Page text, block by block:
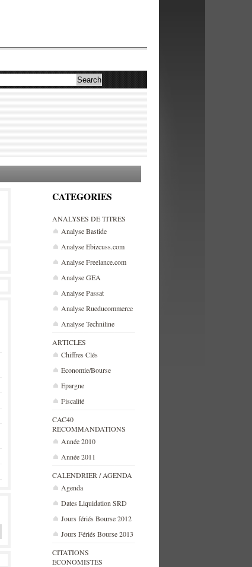
CATEGORIES
ANALYSES DE TITRES
Analyse Bastide
Analyse Ebizcuss.com
Analyse Freelance.com
Analyse GEA
Analyse Passat
Analyse Rueducommerce
Analyse Techniline
ARTICLES
Chiffres Clés
Economie/Bourse
Epargne
Fiscalité
CAC40
RECOMMANDATIONS
Année 2010
Année 2011
CALENDRIER / AGENDA
Agenda
Dates Liquidation SRD
Jours fériés Bourse 2012
Jours Fériés Bourse 2013
CITATIONS
ECONOMISTES